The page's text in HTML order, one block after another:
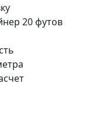
20 футов